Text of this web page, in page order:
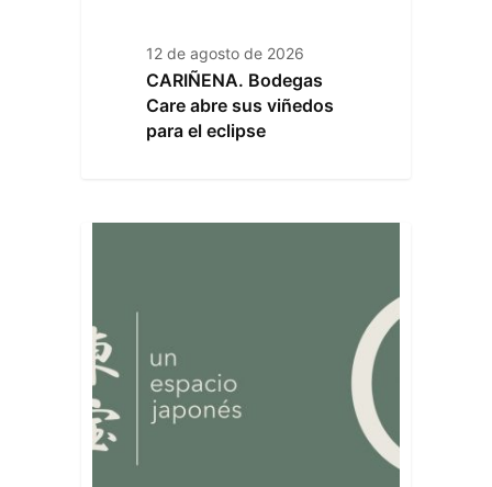
12 de agosto de 2026
CARIÑENA. Bodegas
Care abre sus viñedos
para el eclipse